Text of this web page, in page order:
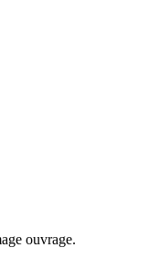
ouvrage.